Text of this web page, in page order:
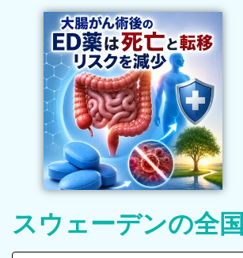
スウェーデンの全